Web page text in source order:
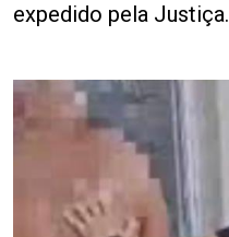
expedido pela Justiça.